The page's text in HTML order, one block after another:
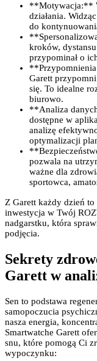
**Motywacja:**
działania.
do
kroków,
przypominał o
Garett
się. To idealne
biurowo.
**Analiza
dostępne w
analizę
optymalizacji
pozwala na
ważne dla
sportowca,
Z Garett każdy dzień
inwestycja w Twój
nadgarstku, która
podjęcia.
Sekrety
Garett w
Sen to podstawa
samopoczucia
nasza energia,
Smartwatche Garett
snu, które pomogą Ci
wypoczynku: